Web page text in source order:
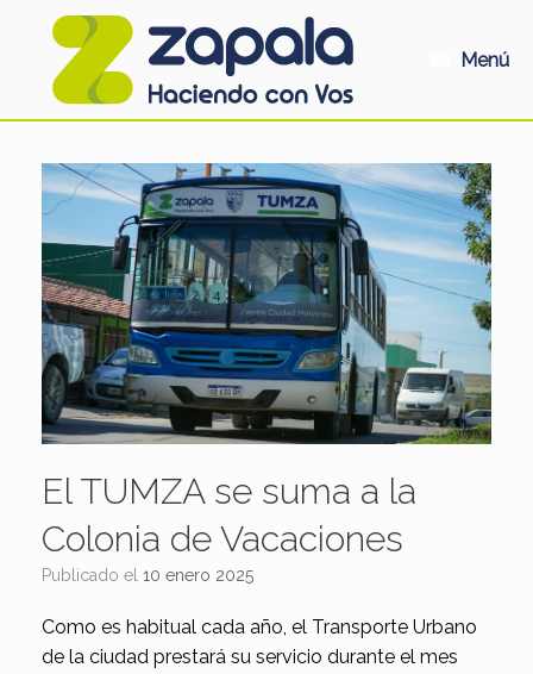
Menú
El TUMZA se suma a la
Colonia de Vacaciones
Publicado el 10 enero 2025
Como es habitual cada año, el Transporte Urbano
de la ciudad prestará su servicio durante el mes